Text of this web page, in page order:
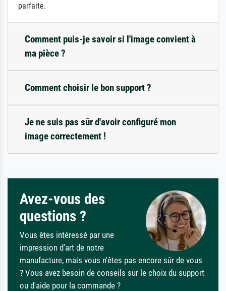
parfaite.
Comment puis-je savoir si l'image convient à
ma pièce ?
Comment choisir le bon support ?
Je ne suis pas sûr d'avoir configuré mon
image correctement !
Avez-vous des
questions ?
Vous êtes intéressé par une
impression d'art de notre
manufacture, mais vous n'êtes pas encore sûr de vous
? Vous avez besoin de conseils sur le choix du support
ou d'aide pour la commande ?